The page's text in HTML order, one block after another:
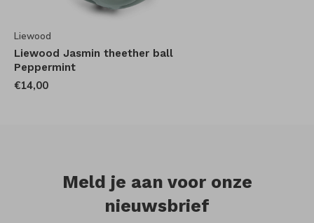
Liewood
Liewood Jasmin theether ball
Peppermint
€14,00
Meld je aan voor onze
nieuwsbrief